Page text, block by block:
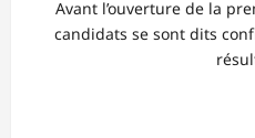
Avant l’ouverture de la
candidats se sont dits